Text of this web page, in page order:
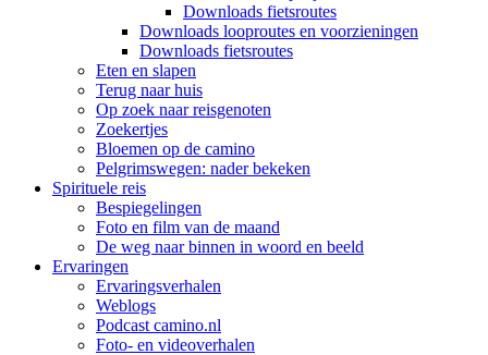
Downloads fietsroutes
Downloads looproutes en voorzieningen
Downloads fietsroutes
Eten en slapen
Terug naar huis
Op zoek naar reisgenoten
Zoekertjes
Bloemen op de camino
Pelgrimswegen: nader bekeken
Spirituele reis
Bespiegelingen
Foto en film van de maand
De weg naar binnen in woord en beeld
Ervaringen
Ervaringsverhalen
Weblogs
Podcast camino.nl
Foto- en videoverhalen